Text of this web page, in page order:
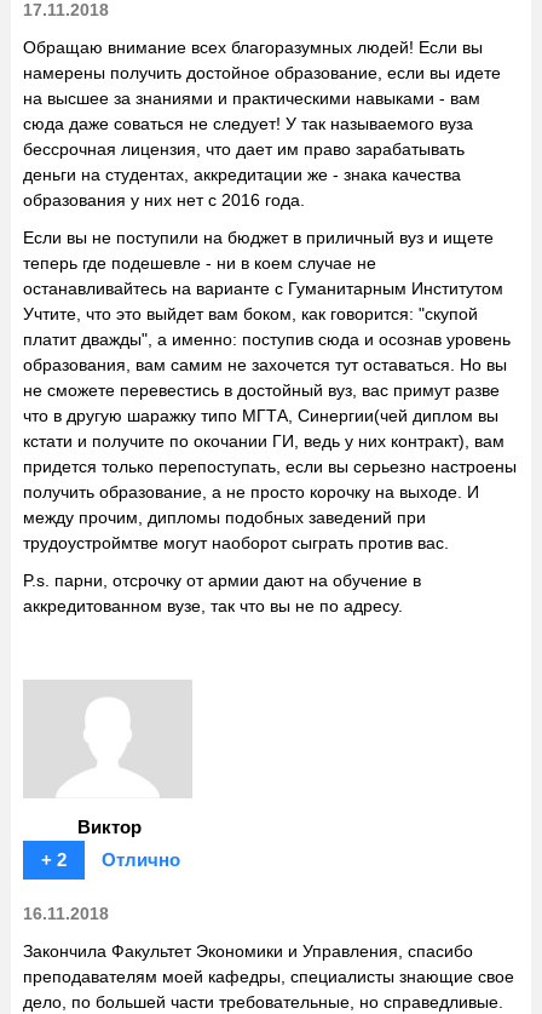
17.11.2018
Обращаю внимание всех благоразумных людей! Если вы
намерены получить достойное образование, если вы идете
на высшее за знаниями и практическими навыками - вам
сюда даже соваться не следует! У так называемого вуза
бессрочная лицензия, что дает им право зарабатывать
деньги на студентах, аккредитации же - знака качества
образования у них нет с 2016 года.
Если вы не поступили на бюджет в приличный вуз и ищете
теперь где подешевле - ни в коем случае не
останавливайтесь на варианте с Гуманитарным Институтом
Учтите, что это выйдет вам боком, как говорится: "скупой
платит дважды", а именно: поступив сюда и осознав уровень
образования, вам самим не захочется тут оставаться. Но вы
не сможете перевестись в достойный вуз, вас примут разве
что в другую шаражку типо МГТА, Синергии(чей диплом вы
кстати и получите по окочании ГИ, ведь у них контракт), вам
придется только перепоступать, если вы серьезно настроены
получить образование, а не просто корочку на выходе. И
между прочим, дипломы подобных заведений при
трудоустроймтве могут наоборот сыграть против вас.
P.s. парни, отсрочку от армии дают на обучение в
аккредитованном вузе, так что вы не по адресу.
Виктор
+ 2
Отлично
16.11.2018
Закончила Факультет Экономики и Управления, спасибо
преподавателям моей кафедры, специалисты знающие свое
дело, по большей части требовательные, но справедливые.